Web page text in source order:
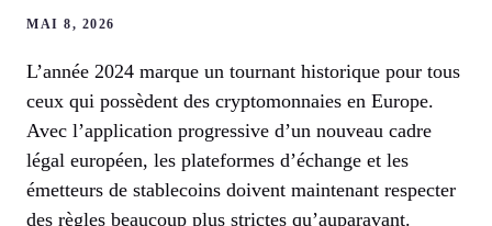
MAI 8, 2026
L’année 2024 marque un tournant historique pour tous
ceux qui possèdent des cryptomonnaies en Europe.
Avec l’application progressive d’un nouveau cadre
légal européen, les plateformes d’échange et les
émetteurs de stablecoins doivent maintenant respecter
des règles beaucoup plus strictes qu’auparavant.